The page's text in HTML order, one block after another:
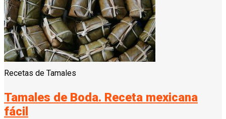
Recetas de Tamales
Tamales de Boda. Receta mexicana
fácil